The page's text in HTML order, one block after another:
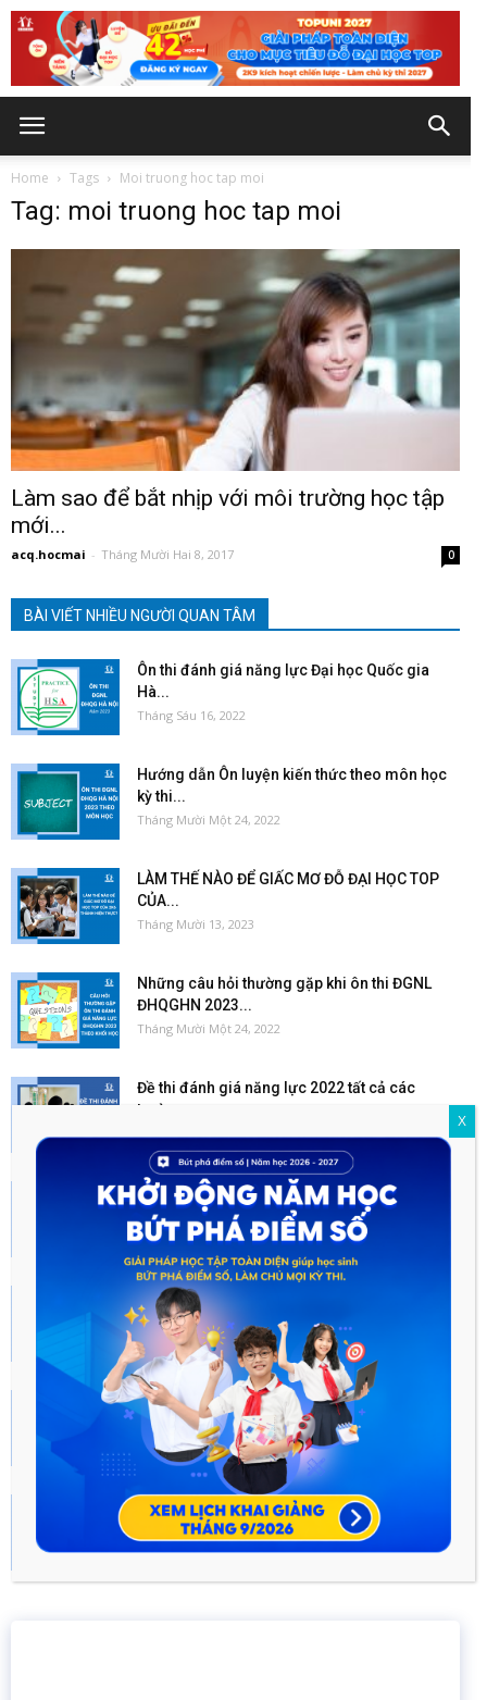
Home Tags Moi truong hoc tap moi
Tag: moi truong hoc tap moi
Làm sao để bắt nhịp với môi trường học tập
mới...
acq.hocmai - Tháng Mười Hai 8, 2017 0
BÀI VIẾT NHIỀU NGƯỜI QUAN TÂM
Ôn thi đánh giá năng lực Đại học Quốc gia
Hà...
Tháng Sáu 16, 2022
Hướng dẫn Ôn luyện kiến thức theo môn học
kỳ thi...
Tháng Mười Một 24, 2022
LÀM THẾ NÀO ĐỂ GIẤC MƠ ĐỖ ĐẠI HỌC TOP
CỦA...
Tháng Mười 13, 2023
Những câu hỏi thường gặp khi ôn thi ĐGNL
ĐHQGHN 2023...
Tháng Mười Một 24, 2022
Đề thi đánh giá năng lực 2022 tất cả các
trường
Sách ôn thi đánh giá năng lực 2023 hay nhất
Tháng Sáu 13, 2023
Những sai lầm trong quá trình ôn thi ĐGNL
ĐHQGHN 2023...
Tháng Mười Một 24, 2022
TOP 3 trang web ôn thi đánh giá năng lực
2023...
Tháng Sáu 17, 2022
Hướng dẫn Ôn luyện kiến thức thi ĐGNL HSA
2023 theo...
Tháng Mười Một 24, 2022
X